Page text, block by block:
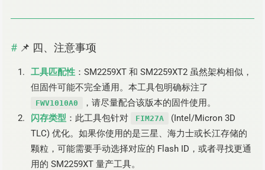
📌 四、注意事项
工具匹配性 ：SM2259XT 和 SM2259XT2 虽然架构相似，
但固件可能不完全通用。本工具包明确标注了
FWV1010A0
，请尽量配合该版本的固件使用。
闪存类型 ：此工具包针对 FIM27A
(Intel/Micron 3D
TLC) 优化。如果你使用的是三星、海力士或长江存储的
颗粒，可能需要手动选择对应的 Flash ID，或者寻找更通
用的 SM2259XT 量产工具。